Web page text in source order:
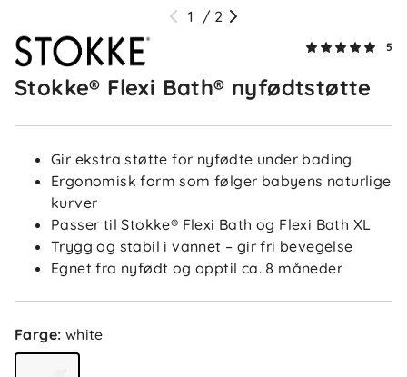
1 / 2
5
Stokke® Flexi Bath® nyfødtstøtte
Gir ekstra støtte for nyfødte under bading
Ergonomisk form som følger babyens naturlige
kurver
Passer til Stokke® Flexi Bath og Flexi Bath XL
Trygg og stabil i vannet – gir fri bevegelse
Egnet fra nyfødt og opptil ca. 8 måneder
Farge: white
Perfekt for en liten baby i badekaret!
S Sofie Bekreftet kjøper
1 måned siden
Fungerer veldig bra
✓
Nora
høre at nyfødtstøtten fungerer veldig bra! 🌸